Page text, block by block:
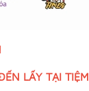
LẤY TẠI TIỆM